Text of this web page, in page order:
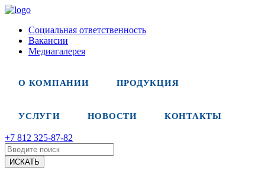
Социальная ответственность
Вакансии
Медиагалерея
О КОМПАНИИ ПРОДУКЦИЯ
УСЛУГИ НОВОСТИ КОНТАКТЫ
+7 812 325-87-82